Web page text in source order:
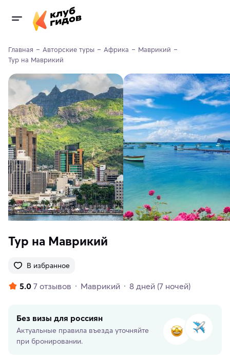
Главная Авторские туры Африка
Маврикий
Тур на Маврикий
Тур на Маврикий
В избранное
5.0 7 отзывов Маврикий 8 дней (7 ночей)
Без визы для россиян
Актуальные правила въезда уточняйте
при бронировании.